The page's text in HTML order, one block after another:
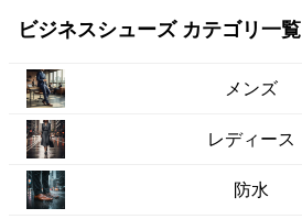
ビジネスシューズ カテゴリ一覧
メンズ
レディース
防水